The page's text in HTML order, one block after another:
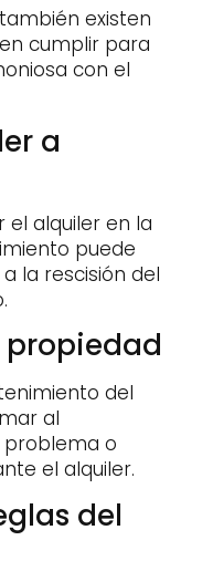
existen
cumplir para
con el
a
el alquiler en la
puede
la rescisión del
propiedad
del
al
problema o
el alquiler.
del